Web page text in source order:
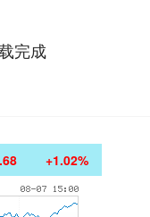
完成
+1.02%